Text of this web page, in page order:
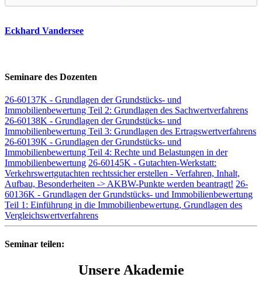
Eckhard Vandersee
Seminare des Dozenten
26-60137K - Grundlagen der Grundstücks- und
Immobilienbewertung Teil 2: Grundlagen des Sachwertverfahrens
26-60138K - Grundlagen der Grundstücks- und
Immobilienbewertung Teil 3: Grundlagen des Ertragswertverfahrens
26-60139K - Grundlagen der Grundstücks- und
Immobilienbewertung Teil 4: Rechte und Belastungen in der
Immobilienbewertung 26-60145K - Gutachten-Werkstatt:
Verkehrswertgutachten rechtssicher erstellen - Verfahren, Inhalt,
Aufbau, Besonderheiten -> AKBW-Punkte werden beantragt! 26-
60136K - Grundlagen der Grundstücks- und Immobilienbewertung
Teil 1: Einführung in die Immobilienbewertung, Grundlagen des
Vergleichswertverfahrens
Seminar teilen:
Unsere Akademie